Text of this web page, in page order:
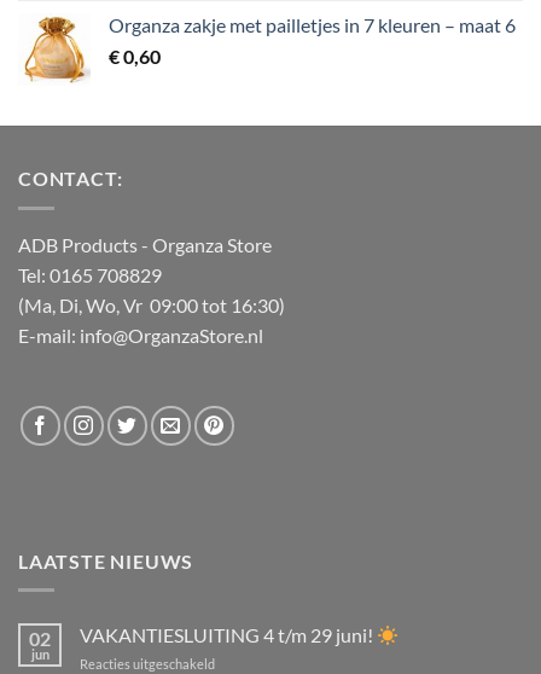
tot
Organza zakje met pailletjes in 7 kleuren – maat 6
€0,60
CONTACT:
ADB Products- Organza Store
Tel: 0165 708829
(Ma, Di, Wo, Vr 09:00 tot 16:30)
E-mail: info@OrganzaStore.nl
LAATSTE NIEUWS
02
jun
VAKANTIESLUITING 4 t/m 29 juni!
Reacties uitgeschakeldvoor